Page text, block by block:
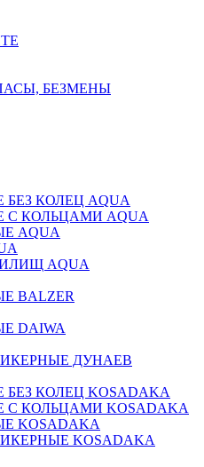
БЕЗМЕНЫ
КОЛЕЦ AQUA
КОЛЬЦАМИ AQUA
AQUA
AQUA
BALZER
DAIWA
ДУНАЕВ
КОЛЕЦ KOSADAKA
КОЛЬЦАМИ KOSADAKA
KOSADAKA